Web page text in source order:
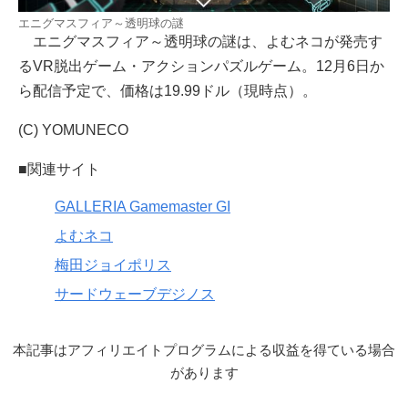
エニグマスフィア～透明球の謎
エニグマスフィア～透明球の謎は、よむネコが発売す
るVR脱出ゲーム・アクションパズルゲーム。12月6日か
ら配信予定で、価格は19.99ドル（現時点）。
(C) YOMUNECO
■関連サイト
GALLERIA Gamemaster GI
よむネコ
梅田ジョイポリス
サードウェーブデジノス
本記事はアフィリエイトプログラムによる収益を得ている場合
があります